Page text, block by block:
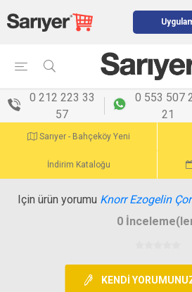
0 212 223 33
57
0 553 507
21
Sarıyer - Bahçeköy Yeni
İndirim Kataloğu
Için ürün yorumu Knorr Ezogelin
0
KENDI